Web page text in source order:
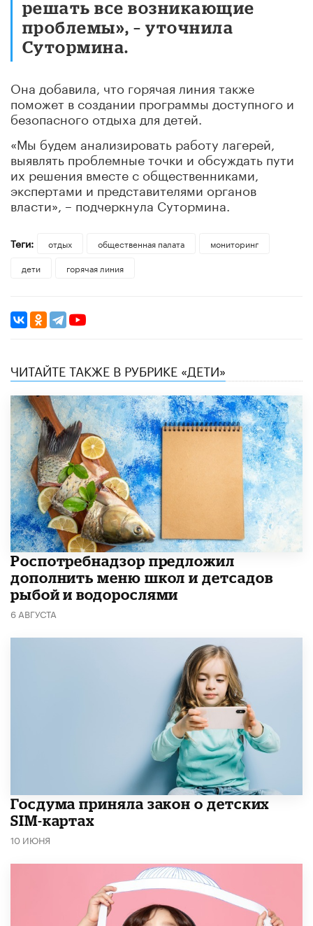
решать все возникающие
проблемы», – уточнила
Сутормина.
Она добавила, что горячая линия также
поможет в создании программы доступного и
безопасного отдыха для детей.
«Мы будем анализировать работу лагерей,
выявлять проблемные точки и обсуждать пути
их решения вместе с общественниками,
экспертами и представителями органов
власти», – подчеркнула Сутормина.
Теги: отдых общественная палата
мониторинг
дети
горячая линия
ЧИТАЙТЕ ТАКЖЕ В РУБРИКЕ «ДЕТИ»
Роспотребнадзор предложил
дополнить меню школ и детсадов
рыбой и водорослями
6 АВГУСТА
Госдума приняла закон о детских
SIM-картах
10 ИЮНЯ